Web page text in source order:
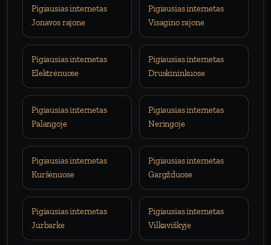
Pigiausias internetas
Jonavos rajone
Pigiausias internetas
Visagino rajone
Pigiausias internetas
Elektrėnuose
Pigiausias internetas
Druskininkuose
Pigiausias internetas
Palangoje
Pigiausias internetas
Neringoje
Pigiausias internetas
Kuršėnuose
Pigiausias internetas
Gargžduose
Pigiausias internetas
Jurbarke
Pigiausias internetas
Vilkaviškyje